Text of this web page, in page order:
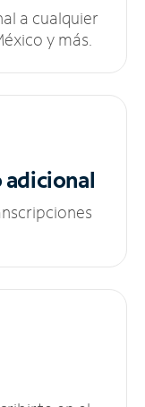
a cualquier
y más.
adicional